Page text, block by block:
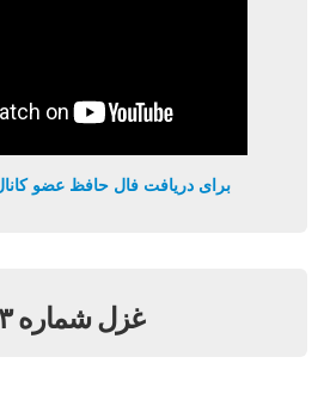
برای دریافت فال حافظ عضو
غزل شماره ۷۷۳